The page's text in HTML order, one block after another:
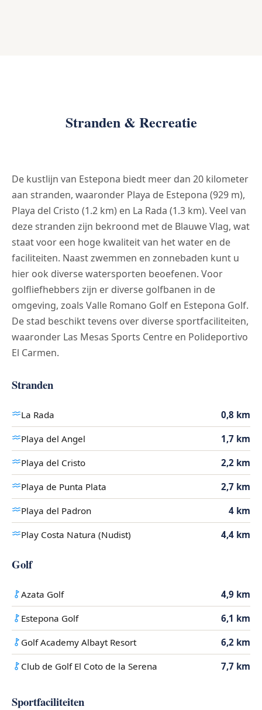
Stranden & Recreatie
De kustlijn van Estepona biedt meer dan 20 kilometer
aan stranden, waaronder Playa de Estepona (929 m),
Playa del Cristo (1.2 km) en La Rada (1.3 km). Veel van
deze stranden zijn bekroond met de Blauwe Vlag, wat
staat voor een hoge kwaliteit van het water en de
faciliteiten. Naast zwemmen en zonnebaden kunt u
hier ook diverse watersporten beoefenen. Voor
golfliefhebbers zijn er diverse golfbanen in de
omgeving, zoals Valle Romano Golf en Estepona Golf.
De stad beschikt tevens over diverse sportfaciliteiten,
waaronder Las Mesas Sports Centre en Polideportivo
El Carmen.
Stranden
La Rada 0,8 km
Playa del Angel 1,7 km
Playa del Cristo 2,2 km
Playa de Punta Plata 2,7 km
Playa del Padron 4 km
Play Costa Natura (Nudist) 4,4 km
Golf
Azata Golf 4,9 km
Estepona Golf 6,1 km
Golf Academy Albayt Resort 6,2 km
Club de Golf El Coto de la Serena 7,7 km
Sportfaciliteiten